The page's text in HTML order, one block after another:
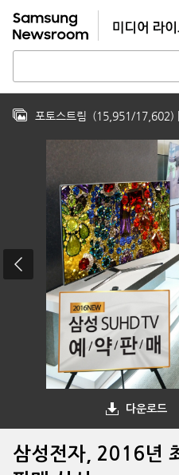
포토스트림 (15,951/17,602)
다운로드
삼성전자, 2016년